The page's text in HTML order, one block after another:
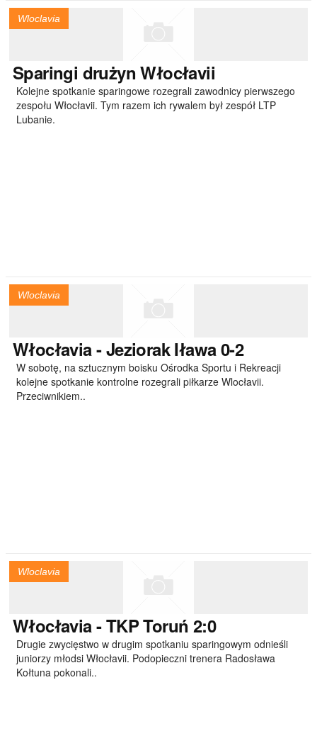
Wloclavia
Sparingi drużyn Włocłavii
Kolejne spotkanie sparingowe rozegrali zawodnicy pierwszego
zespołu Włocłavii. Tym razem ich rywalem był zespół LTP
Lubanie.
Wloclavia
Włocłavia- Jeziorak Iława 0-2
W sobotę, na sztucznym boisku Ośrodka Sportu i Rekreacji
kolejne spotkanie kontrolne rozegrali piłkarze Wlocłavii.
Przeciwnikiem..
Wloclavia
Włocłavia- TKP Toruń 2:0
Drugie zwycięstwo w drugim spotkaniu sparingowym odnieśli
juniorzy młodsi Włocłavii. Podopieczni trenera Radosława
Kołtuna pokonali..